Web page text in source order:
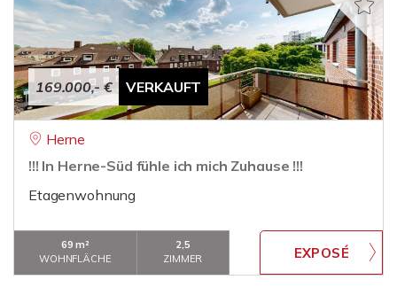
169.000,- € VERKAUFT
Herne
!!! In Herne-Süd fühle ich mich Zuhause !!!
Etagenwohnung
69 m²
WOHNFLÄCHE
2,5
ZIMMER